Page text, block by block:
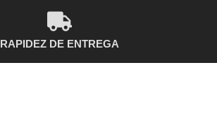
RAPIDEZ DE ENTREGA